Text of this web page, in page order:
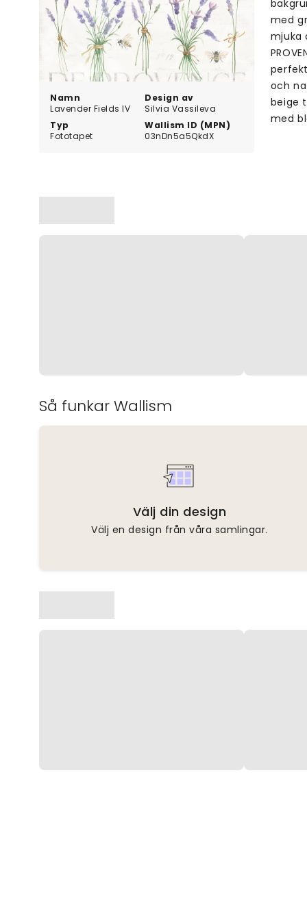
Namn
Lavender Fields IV
Design av
Silvia Vassileva
Typ
Fototapet
Wallism ID (MPN)
03nDn5a5QkdX
med
mjuka
och
beige
med
Så funkar Wallism
Välj din design
Välj en design från våra samlingar.